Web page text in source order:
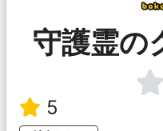
守護霊の
5